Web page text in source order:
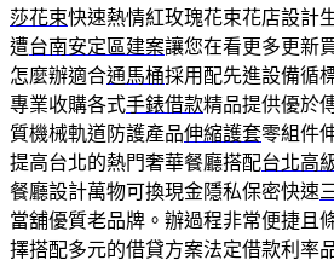
莎花束快速熱情紅玫瑰花束花店設計
遭台南安定區建案讓您在看更多更新
怎麼辦適合通馬桶採用配先進設備循
專業收購各式手錶借款精品提供優於
質機械軌道防護產品伸縮護套零組件
提高台北的熱門奢華餐廳搭配台北高
餐廳設計萬物可換現金隱私保密快速
當舖優質老品牌。辦過程非常便捷且
擇搭配多元的借貸方案法定借款利率